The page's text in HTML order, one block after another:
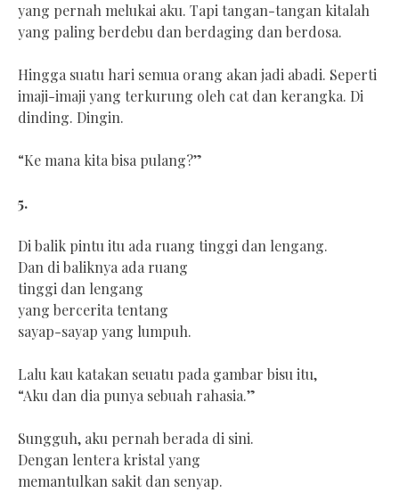
yang pernah melukai aku. Tapi tangan-tangan kitalah
yang paling berdebu dan berdaging dan berdosa.
Hingga suatu hari semua orang akan jadi abadi. Seperti
imaji-imaji yang terkurung oleh cat dan kerangka. Di
dinding. Dingin.
“Ke mana kita bisa pulang?”
5.
Di balik pintu itu ada ruang tinggi dan lengang.
Dan di baliknya ada ruang
tinggi dan lengang
yang bercerita tentang
sayap-sayap yang lumpuh.
Lalu kau katakan seuatu pada gambar bisu itu,
“Aku dan dia punya sebuah rahasia.”
Sungguh, aku pernah berada di sini.
Dengan lentera kristal yang
memantulkan sakit dan senyap.